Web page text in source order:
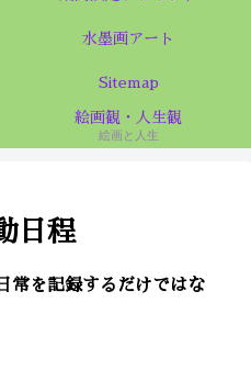
水墨画アート
Sitemap
絵画観・人生観
絵画と人生
日程
常を記録するだけではな